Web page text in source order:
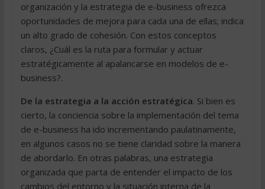
organización y la estrategia de e-business ofrezca
oportunidades de mejora para cada una de ellas; indica
un alto grado de cohesión. Con estos conceptos
claros, ¿Cuál es la ruta para formular y actuar
estratégicamente al apalancarse en modelos de e-
business?.
De la estrategia a la acción estratégica. Si bien es
cierto, la conciencia sobre la implementación del tema
de e-business ha ido incrementando paulatinamente,
en algunos casos no se tiene claridad sobre la manera
de abordarlo. En otras palabras, una estrategia
organizada que parta de entender el impacto de los
cambios del entorno y la situación interna de la